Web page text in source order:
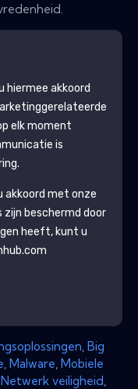
hiermee akkoord
elk moment
is
akkoord met onze
zijn beschermd door
heeft, kunt u
Big
Malware Mobiele
Netwerk veiligheid